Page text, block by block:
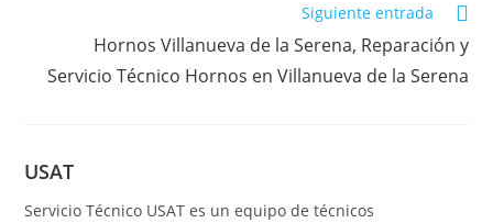
Siguiente entrada
Hornos Villanueva de la Serena, Reparación y
Servicio Técnico Hornos en Villanueva de la Serena
USAT
Servicio Técnico USAT es un equipo de técnicos